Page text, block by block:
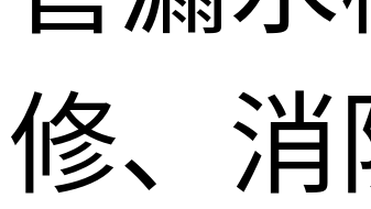
修、